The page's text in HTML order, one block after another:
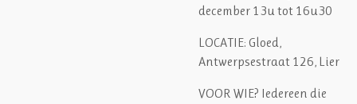
december 13u tot 16u30
LOCATIE: Gloed,
Antwerpsestraat 126, Lier
VOOR WIE? Iedereen die